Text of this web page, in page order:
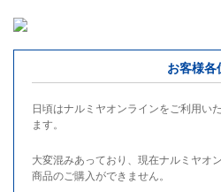
お客様各
日頃はナルミヤオンラインをご利用い
ます。
大変混みあっており、現在ナルミヤオ
商品のご購入ができません。